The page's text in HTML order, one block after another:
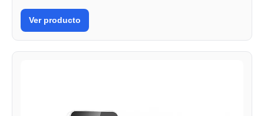
Ver producto